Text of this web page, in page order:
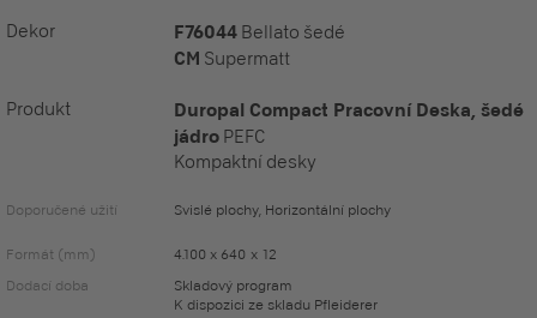
Dekor F76044 Bellato šedé
CM Supermatt
Produkt
Duropal Compact Pracovní Deska, šedé
jádro PEFC
Kompaktní desky
Doporučené užití Svislé plochy, Horizontální plochy
Formát (mm)
4.100 x 640 x 12
Dodací doba
Skladový program
K dispozici ze skladu Pfleiderer